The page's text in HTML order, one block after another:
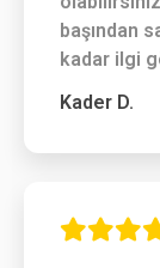
başından
kadar ilgi
Kader D.